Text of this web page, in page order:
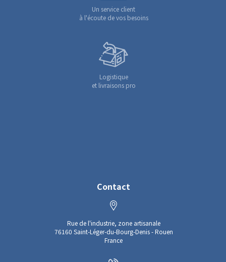
Un service client
à l'écoute de vos besoins
Logistique
et livraisons pro
Contact
Rue de l'industrie, zone artisanale
76160 Saint-Léger-du-Bourg-Denis - Rouen
France